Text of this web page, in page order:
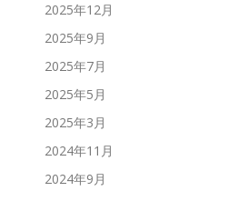
2025年12月
2025年9月
2025年7月
2025年5月
2025年3月
2024年11月
2024年9月